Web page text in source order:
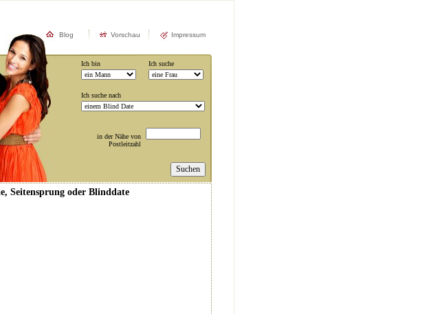
Blog Vorschau Impressum
Ich bin Ich suche
Ich suche nach
in der Nähe von
Postleitzahl
Seitensprung oder Blinddate